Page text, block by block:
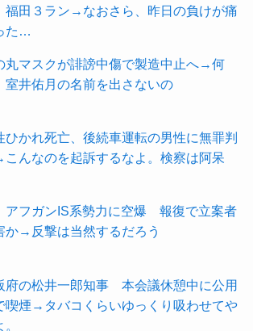
田３ラン→なおさら、昨日の負けが痛
た…
丸マスクが誹謗中傷で製造中止へ→何
室井佑月の名前を出さないの
ひかれ死亡、後続車運転の男性に無罪判
んなのを起訴するなよ。検察は阿呆
アフガンIS系勢力に空爆 報復で立案者
か→反撃は当然するだろう
府の松井一郎知事 本会議休憩中に公用
喫煙→タバコくらいゆっくり吸わせてや